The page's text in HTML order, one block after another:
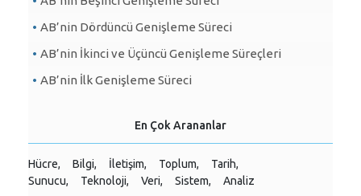
AB’nin Dördüncü Genişleme Süreci
AB’nin İkinci ve Üçüncü Genişleme Süreçleri
AB’nin İlk Genişleme Süreci
En Çok Arananlar
Hücre, Bilgi, İletişim, Toplum,
Tarih,
Sunucu,
Teknoloji, Veri, Sistem, Analiz